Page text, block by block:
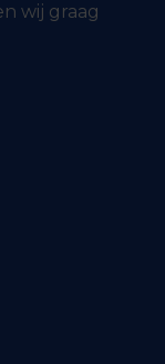
wij graag